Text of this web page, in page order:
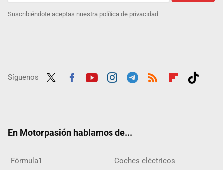
Suscribiéndote aceptas nuestra política de privacidad
Síguenos
En Motorpasión hablamos de...
Fórmula1 Coches eléctricos